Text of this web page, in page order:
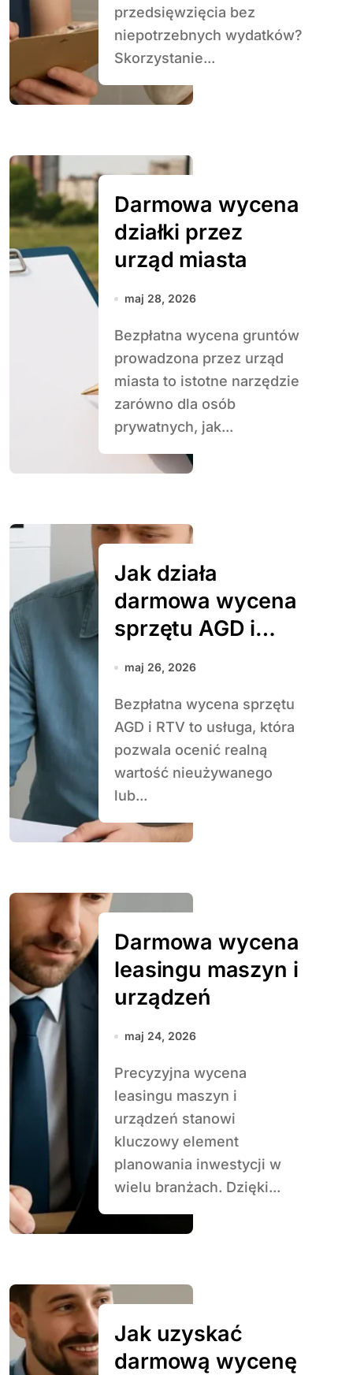
przedsięwzięcia bez
niepotrzebnych wydatków?
Skorzystanie...
Darmowa wycena
działki przez
urząd miasta
maj 28, 2026
Bezpłatna wycena gruntów
prowadzona przez urząd
miasta to istotne narzędzie
zarówno dla osób
prywatnych, jak...
Jak działa
darmowa wycena
sprzętu AGD i
RTV
maj 26, 2026
Bezpłatna wycena sprzętu
AGD i RTV to usługa, która
pozwala ocenić realną
wartość nieużywanego
lub...
Darmowa wycena
leasingu maszyn i
urządzeń
maj 24, 2026
Precyzyjna wycena
leasingu maszyn i
urządzeń stanowi
kluczowy element
planowania inwestycji w
wielu branżach. Dzięki...
Jak uzyskać
darmową wycenę